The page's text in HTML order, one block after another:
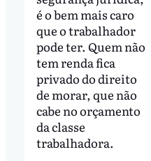
é o bem mais caro
que o trabalhador
pode ter. Quem não
tem renda fica
privado do direito
de morar, que não
cabe no orçamento
da classe
trabalhadora.